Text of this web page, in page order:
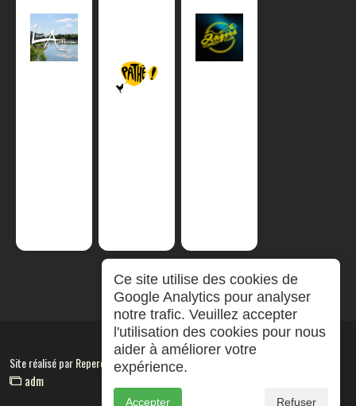
Site réalisé parRepereCom
adm
Ce site utilise des cookies de
Google Analytics pour analyser
notre trafic. Veuillez accepter
l'utilisation des cookies pour nous
aider à améliorer votre
expérience.
Accepter Refuser